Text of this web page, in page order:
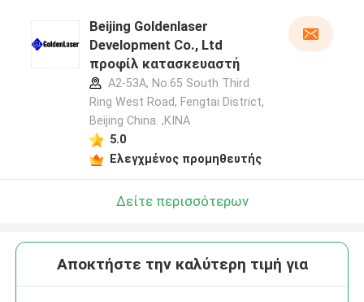
Beijing Goldenlaser
Development Co., Ltd
προφίλ κατασκευαστή
A2-53A, No.65 South Third
Ring West Road, Fengtai District,
Beijing China. ,ΚΙΝΑ
5.0
Ελεγχμένος προμηθευτής
Δείτε περισσότερων
Αποκτήστε την καλύτερη τιμή για